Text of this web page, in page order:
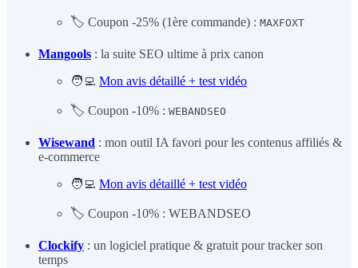
🏷️ Coupon -25% (1ère commande) : MAXFOXT
Mangools : la suite SEO ultime à prix canon
🧑‍💻 Mon avis détaillé + test vidéo
🏷️ Coupon -10% : WEBANDSEO
Wisewand : mon outil IA favori pour les contenus affiliés &
e-commerce
🧑‍💻 Mon avis détaillé + test vidéo
🏷️ Coupon -10% : WEBANDSEO
Clockify : un logiciel pratique & gratuit pour tracker son
temps